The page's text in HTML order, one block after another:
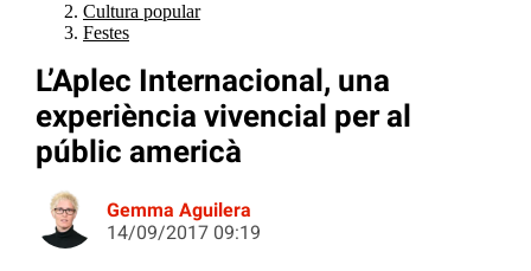
Cultura popular
Festes
L’Aplec Internacional, una
experiència vivencial per al
públic americà
Gemma Aguilera
14/09/2017 09:19